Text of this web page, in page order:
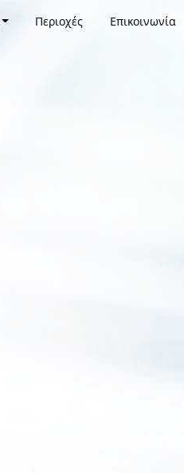
Περιοχές Επικοινωνία